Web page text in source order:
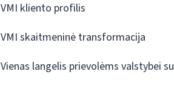
VMI kliento profilis
VMI skaitmeninė transformacija
Vienas langelis prievolėms valstybei